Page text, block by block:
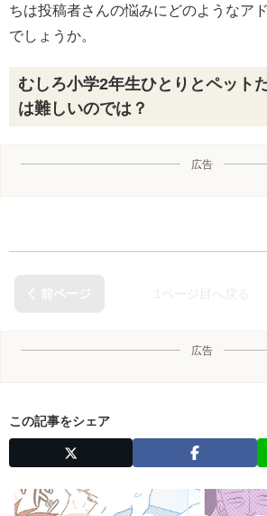
ちは投稿者さんの悩みにどのようなア
でしょうか。
むしろ小学2年生ひとりとペット
は難しいのでは？
広告
広告
この記事をシェア